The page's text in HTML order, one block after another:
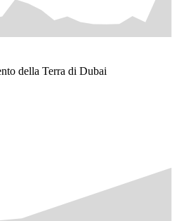
della Terra di Dubai